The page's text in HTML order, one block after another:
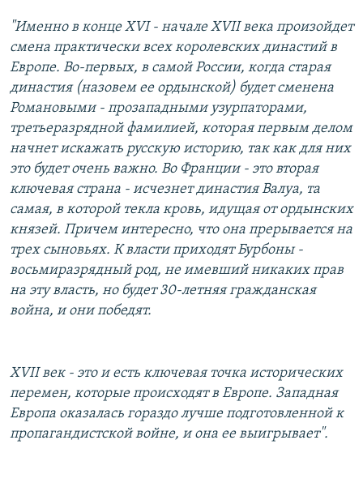
"Именно в конце XVI - начале XVII века произойдет
смена практически всех королевских династий в
Европе. Во-первых, в самой России, когда старая
династия (назовем ее ордынской) будет сменена
Романовыми - прозападными узурпаторами,
третьеразрядной фамилией, которая первым делом
начнет искажать русскую историю, так как для них
это будет очень важно. Во Франции - это вторая
ключевая страна - исчезнет династия Валуа, та
самая, в которой текла кровь, идущая от ордынских
князей. Причем интересно, что она прерывается на
трех сыновьях. К власти приходят Бурбоны -
восьмиразрядный род, не имевший никаких прав
на эту власть, но будет 30-летняя гражданская
война, и они победят.
XVII век - это и есть ключевая точка исторических
перемен, которые происходят в Европе. Западная
Европа оказалась гораздо лучше подготовленной к
пропагандистской войне, и она ее выигрывает".